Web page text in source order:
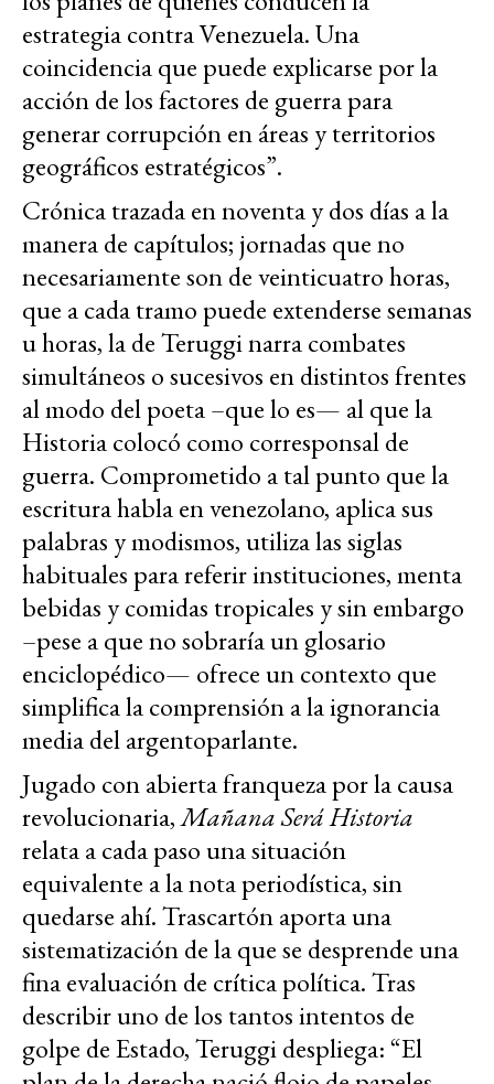
estrategia contra Venezuela. Una
coincidencia que puede explicarse por la
acción de los factores de guerra para
generar corrupción en áreas y territorios
geográficos estratégicos”.
Crónica trazada en noventa y dos días a la
manera de capítulos; jornadas que no
necesariamente son de veinticuatro horas,
que a cada tramo puede extenderse semanas
u horas, la de Teruggi narra combates
simultáneos o sucesivos en distintos frentes
al modo del poeta –que lo es— al que la
Historia colocó como corresponsal de
guerra. Comprometido a tal punto que la
escritura habla en venezolano, aplica sus
palabras y modismos, utiliza las siglas
habituales para referir instituciones, menta
bebidas y comidas tropicales y sin embargo
–pese a que no sobraría un glosario
enciclopédico— ofrece un contexto que
simplifica la comprensión a la ignorancia
media del argentoparlante.
Jugado con abierta franqueza por la causa
revolucionaria,Mañana Será Historia
relata a cada paso una situación
equivalente a la nota periodística, sin
quedarse ahí. Trascartón aporta una
sistematización de la que se desprende una
fina evaluación de crítica política. Tras
describir uno de los tantos intentos de
golpe de Estado, Teruggi despliega: “El